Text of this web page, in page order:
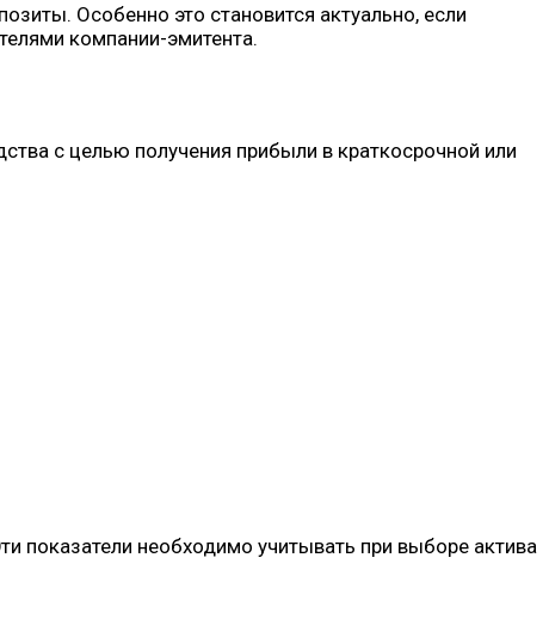
Особенно это становится актуально, если
компании-эмитента.
с целью получения прибыли в краткосрочной или
показатели необходимо учитывать при выборе актива